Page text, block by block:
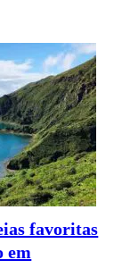
favoritas
em